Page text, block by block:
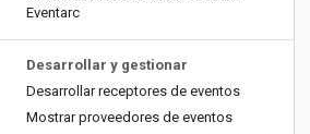
Eventarc
Desarrollar y gestionar
Desarrollar receptores de eventos
Mostrar proveedores de eventos